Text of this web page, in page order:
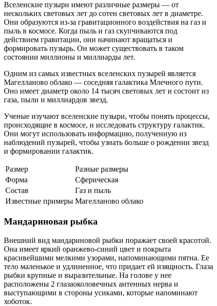
Вселенские пузыри имеют различные размеры — от
нескольких световых лет до сотен световых лет в диаметре.
Они образуются из-за гравитационного воздействия на газ и
пыль в космосе. Когда пыль и газ скупчиваются под
действием гравитации, они начинают вращаться и
формировать пузырь. Он может существовать в таком
состоянии миллионы и миллиарды лет.
Одним из самых известных вселенских пузырей является
Магелланово облако — соседняя галактика Млечного пути.
Оно имеет диаметр около 14 тысяч световых лет и состоит из
газа, пыли и миллиардов звезд.
Ученые изучают вселенские пузыри, чтобы понять процессы,
происходящие в космосе, и исследовать структуру галактик.
Они могут использовать информацию, полученную из
наблюдений пузырей, чтобы узнать больше о рождении звезд
и формировании галактик.
Размер
Разные размеры
Форма
Сферическая
Состав
Газ и пыль
Известные примеры Магелланово облако
Мандариновая рыбка
Внешний вид мандариновой рыбки поражает своей красотой.
Она имеет яркий оранжево-синий цвет и покрыта
красивейшими мелкими узорами, напоминающими пятна. Ее
тело маленькое и удлиненное, что придает ей изящность. Глаза
рыбки крупные и выразительные. На голове у нее
расположены 2 глазаоколовечных антенных нерва и
выступающими в стороны усиками, которые напоминают
хоботок.